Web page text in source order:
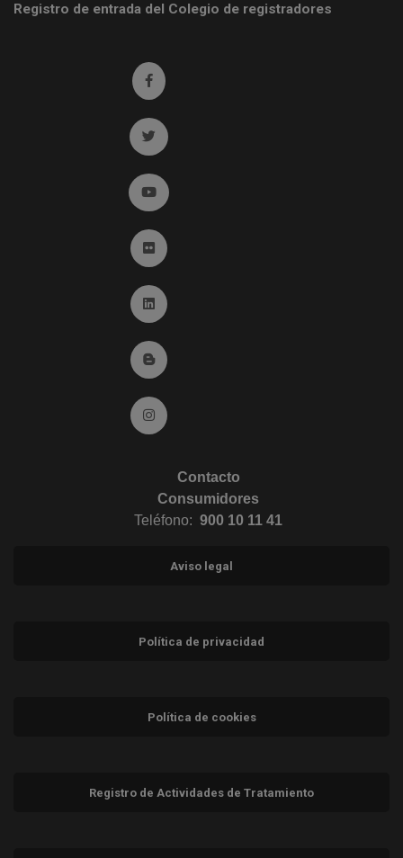
Registro de entrada del Colegio de registradores
Ir a facebook (abre en ventana nueva)
Ir a twitter (abre en ventana nueva)
Ir a YouTube (abre en ventana nueva)
Ir a Flickr (abre en ventana nueva)
Ir a Linkedin (abre en ventana nueva)
Ir al Blog (abre en ventana nueva)
Ir a Instagram (abre en ventana nueva)
Contacto
Consumidores
Teléfono: 900 10 11 41
Aviso legal
Política de privacidad
Política de cookies
Registro de Actividades de Tratamiento